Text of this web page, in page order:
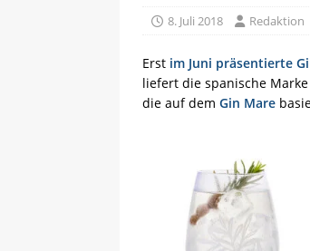
[ 5. August 2026 ]
8. Juli 2018 Redaktion
Erst im Juni präsentierte
liefert die spanische
die auf dem Gin Mare